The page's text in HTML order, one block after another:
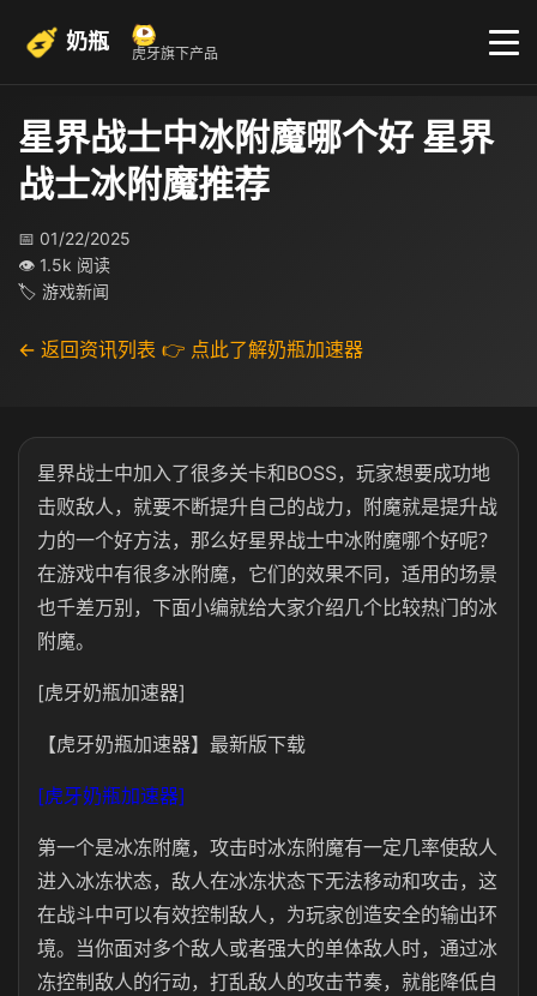
奶瓶 虎牙旗下产品
星界战士中冰附魔哪个好 星界
战士冰附魔推荐
📅 01/22/2025
👁 1.5k 阅读
🏷 游戏新闻
← 返回资讯列表 👉 点此了解奶瓶加速器
星界战士中加入了很多关卡和BOSS，玩家想要成功地
击败敌人，就要不断提升自己的战力，附魔就是提升战
力的一个好方法，那么好星界战士中冰附魔哪个好呢？
在游戏中有很多冰附魔，它们的效果不同，适用的场景
也千差万别，下面小编就给大家介绍几个比较热门的冰
附魔。
[虎牙奶瓶加速器]
【虎牙奶瓶加速器】最新版下载
[虎牙奶瓶加速器]
第一个是冰冻附魔，攻击时冰冻附魔有一定几率使敌人
进入冰冻状态，敌人在冰冻状态下无法移动和攻击，这
在战斗中可以有效控制敌人，为玩家创造安全的输出环
境。当你面对多个敌人或者强大的单体敌人时，通过冰
冻控制敌人的行动，打乱敌人的攻击节奏，就能降低自